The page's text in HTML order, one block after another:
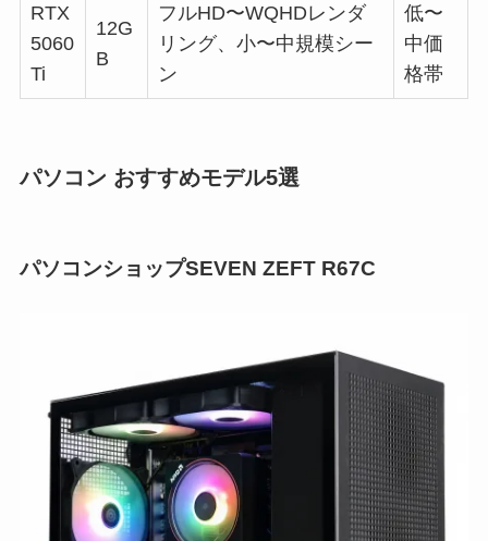
RTX
5060
Ti
12G
B
フルHD〜WQHDレンダ
リング、小〜中規模シー
ン
低〜
中価
格帯
パソコン おすすめモデル5選
パソコンショップSEVEN ZEFT R67C